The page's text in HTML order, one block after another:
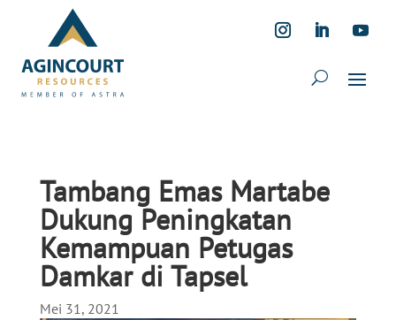
Tambang Emas Martabe
Dukung Peningkatan
Kemampuan Petugas
Damkar di Tapsel
Mei 31, 2021